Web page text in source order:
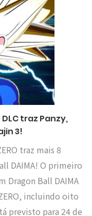
DLC traz Panzy,
3!
traz mais 8
DAIMA! O primeiro
Dragon Ball DAIMA
incluindo oito
previsto para 24 de